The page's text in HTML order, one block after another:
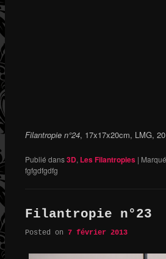
Filantropie n°24, 17x17x20cm, LMG,
Publié dans3D, Les Filantropies |
fgfgdfgdfg
Filantropie n°23
Posted on 7 février 2013